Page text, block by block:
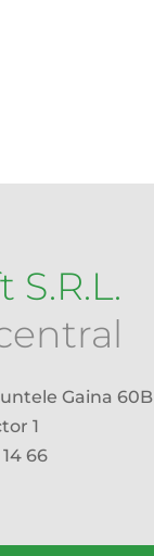
S.R.L.
Gaina 60B
1
66